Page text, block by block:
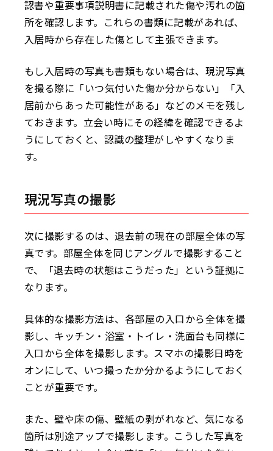
認書や重要事項説明書に記載された傷や汚れの箇
所を確認します。これらの書類に記載があれば、
入居時から存在した傷として主張できます。
もし入居時の写真も書類もない場合は、現況写真
を撮る際に「いつ気付いた傷か分からない」「入
居前からあった可能性がある」などのメモを残し
ておきます。立会い時にその経緯を確認できるよ
うにしておくと、認識の整理がしやすくなりま
す。
現況写真の撮影
次に撮影するのは、退去前の現在の部屋全体の写
真です。部屋全体を同じアングルで撮影すること
で、「退去時の状態はこうだった」という証拠に
なります。
具体的な撮影方法は、各部屋の入口から全体を撮
影し、キッチン・浴室・トイレ・洗面台も同様に
入口から全体を撮影します。スマホの撮影日時を
オンにして、いつ撮ったか分かるようにしておく
ことが重要です。
また、壁や床の傷、壁紙の剥がれなど、気になる
箇所は別途アップで撮影します。こうした写真を